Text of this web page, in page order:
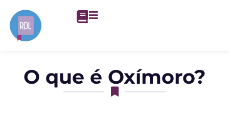
O que é Oxímoro?